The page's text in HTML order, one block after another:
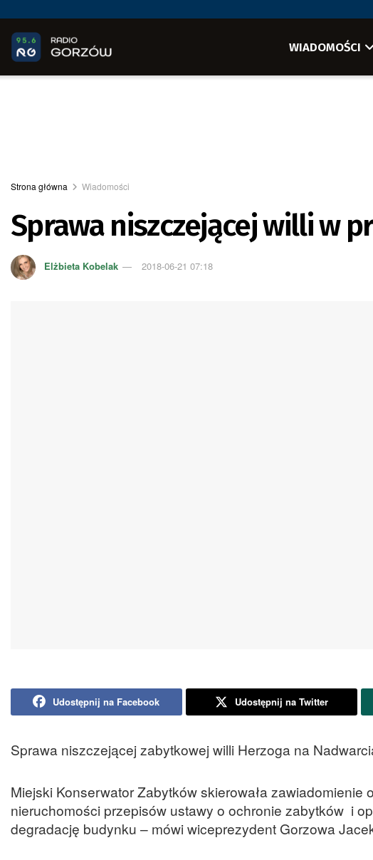
WIADOMOŚCI
Strona główna Wiadomości
Sprawa niszczejącej willi w
Elżbieta Kobelak 2018-06-21 07:18
Udostępnij na Facebook Udostępnij na Twitter
Sprawa niszczejącej zabytkowej willi Herzoga na
Miejski Konserwator Zabytków skierowała zawiadomienie
nieruchomości przepisów ustawy o ochronie zabytków i
degradację budynku – mówi wiceprezydent Gorzowa